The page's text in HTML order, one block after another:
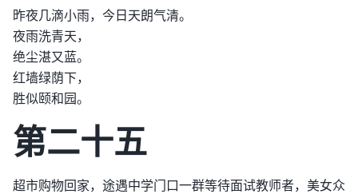
昨夜几滴小雨，今日天朗气清。
夜雨洗青天，
绝尘湛又蓝。
红墙绿荫下，
胜似颐和园。
第二十五
超市购物回家，途遇中学门口一群等待面试教师者，美女众